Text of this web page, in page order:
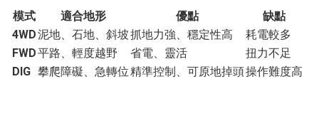
模式 適合地形 優點
缺點
4WD泥地、石地、斜坡抓地力強、穩定性高
耗電較多
FWD平路、輕度越野 省電、靈活
扭力不足
DIG 攀爬障礙、急轉位精準控制、可原地掉頭操作難度高